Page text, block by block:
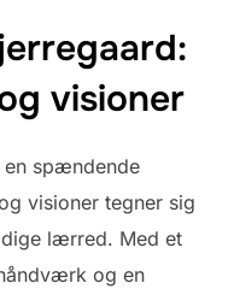
visioner
en spændende
visioner tegner sig
lærred. Med et
og en